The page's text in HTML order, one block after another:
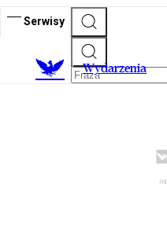
Serwisy
Wydarzenia